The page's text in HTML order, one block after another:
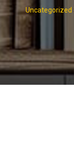
Uncategorized